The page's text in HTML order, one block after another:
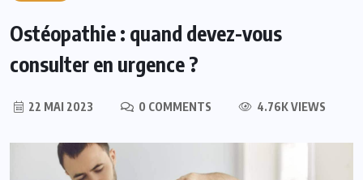
Ostéopathie : quand devez-vous
consulter en urgence ?
22 MAI 2023 0 COMMENTS 4.76K VIEWS